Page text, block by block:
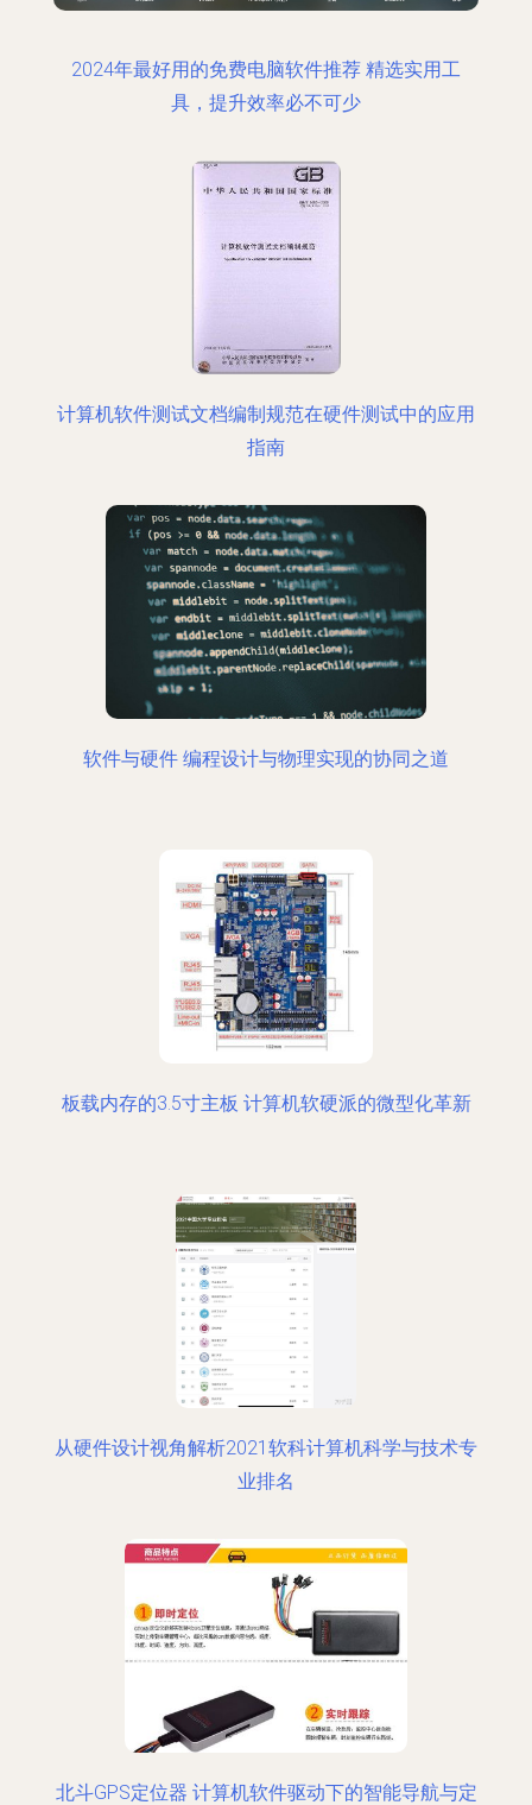
2024年最好用的免费电脑软件推荐 精选实用工
具，提升效率必不可少
计算机软件测试文档编制规范在硬件测试中的应用
指南
软件与硬件 编程设计与物理实现的协同之道
板载内存的3.5寸主板 计算机软硬派的微型化革新
从硬件设计视角解析2021软科计算机科学与技术专
业排名
北斗GPS定位器 计算机软件驱动下的智能导航与定